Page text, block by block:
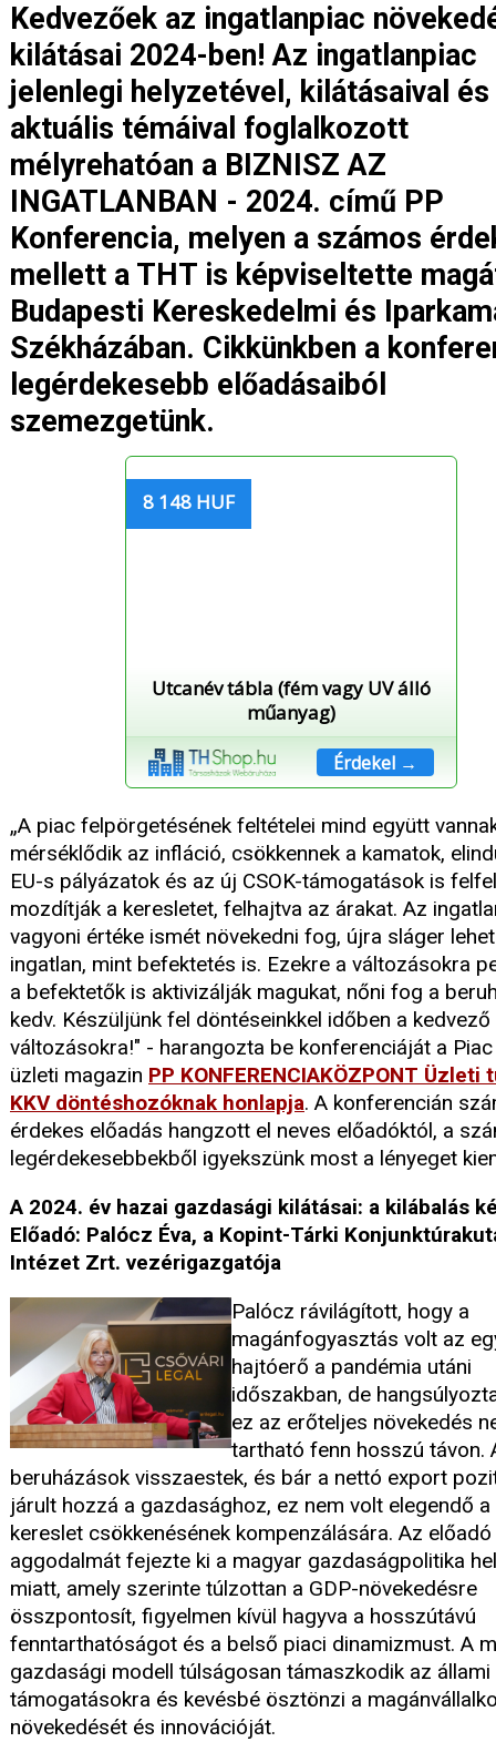
Kedvezőek az ingatlanpiac
kilátásai 2024-ben! Az ingatlanpiac
jelenlegi helyzetével, kilátásaival és
aktuális témáival foglalkozott
mélyrehatóan a BIZNISZ AZ
INGATLANBAN - 2024. című PP
Konferencia, melyen a számos
mellett a THT is képviseltette
Budapesti Kereskedelmi és
Székházában. Cikkünkben a
legérdekesebb előadásaiból
szemezgetünk.
8 148 HUF
Utcanév tábla (fém vagy UV álló
műanyag)
Érdekel →
„A piac felpörgetésének feltételei mind együtt
mérséklődik az infláció, csökkennek a kamatok,
EU-s pályázatok és az új CSOK-támogatások is
mozdítják a keresletet, felhajtva az árakat. Az
vagyoni értéke ismét növekedni fog, újra sláger
ingatlan, mint befektetés is. Ezekre a változásokra
a befektetők is aktivizálják magukat, nőni fog a
kedv. Készüljünk fel döntéseinkkel időben a kedvező
változásokra!" - harangozta be konferenciáját a
üzleti magazin PP KONFERENCIAKÖZPONT Üzleti
KKV döntéshozóknak honlapja. A konferencián
érdekes előadás hangzott el neves előadóktól, a
legérdekesebbekből igyekszünk most a lényeget
A 2024. év hazai gazdasági kilátásai: a kilábalás
Előadó: Palócz Éva, a Kopint-Tárki
Intézet Zrt. vezérigazgatója
Palócz rávilágított, hogy a
magánfogyasztás volt az
hajtóerő a pandémia utáni
időszakban, de
ez az erőteljes növekedés
tartható fenn hosszú távon.
beruházások visszaestek, és bár a nettó export
járult hozzá a gazdasághoz, ez nem volt elegendő
kereslet csökkenésének kompenzálására. Az előadó
aggodalmát fejezte ki a magyar gazdaságpolitika
miatt, amely szerinte túlzottan a GDP-növekedésre
összpontosít, figyelmen kívül hagyva a hosszútávú
fenntarthatóságot és a belső piaci dinamizmust. A
gazdasági modell túlságosan támaszkodik az állami
támogatásokra és kevésbé ösztönzi a
növekedését és innovációját.